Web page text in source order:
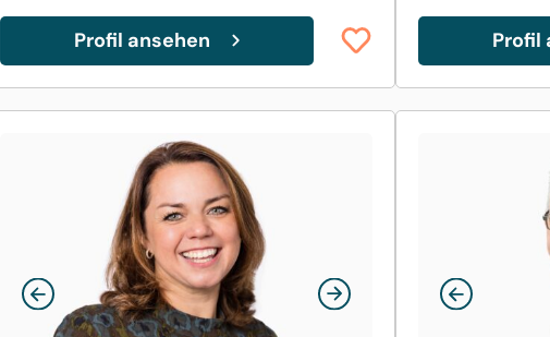
Profil ansehen Profil